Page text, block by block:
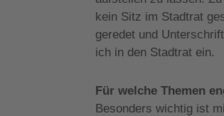
kein Sitz im Stadtrat
geredet und
ich in den Stadtrat ein.
Für welche Themen
Besonders wichtig ist